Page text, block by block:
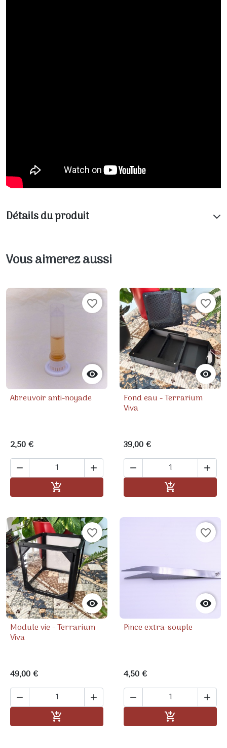
Détails du produit
Vous aimerez aussi

favorite_border
Abreuvoir anti-noyade
2,50 €
 


favorite_border
Fond eau - Terrarium
Viva
39,00 €
 


favorite_border
Module vie - Terrarium
Viva
49,00 €
 


favorite_border
Pince extra-souple
4,50 €
 
